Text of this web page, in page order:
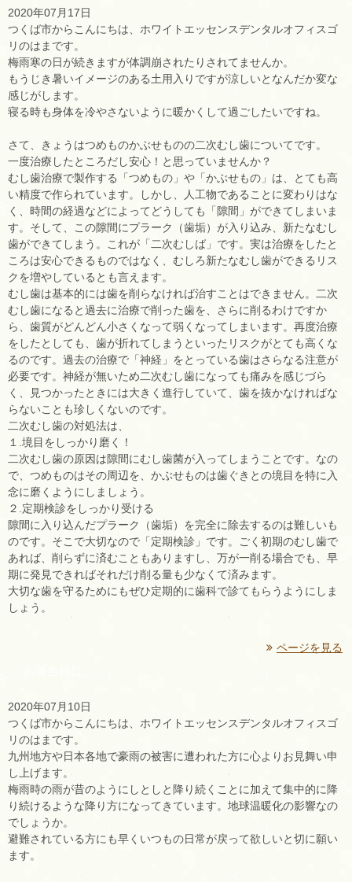
2020年07月17日
つくば市からこんにちは、ホワイトエッセンスデンタルオフィスゴ
リのはまです。
梅雨寒の日が続きますが体調崩されたりされてませんか。
もうじき暑いイメージのある土用入りですが涼しいとなんだか変な
感じがします。
寝る時も身体を冷やさないように暖かくして過ごしたいですね。
さて、きょうはつめものかぶせものの二次むし歯についてです。
一度治療したところだし安心！と思っていませんか？
むし歯治療で製作する「つめもの」や「かぶせもの」は、とても高
い精度で作られています。しかし、人工物であることに変わりはな
く、時間の経過などによってどうしても「隙間」ができてしまいま
す。そして、この隙間にプラーク（歯垢）が入り込み、新たなむし
歯ができてしまう。これが「二次むしば」です。実は治療をしたと
ころは安心できるものではなく、むしろ新たなむし歯ができるリス
クを増やしているとも言えます。
むし歯は基本的には歯を削らなければ治すことはできません。二次
むし歯になると過去に治療で削った歯を、さらに削るわけですか
ら、歯質がどんどん小さくなって弱くなってしまいます。再度治療
をしたとしても、歯が折れてしまうといったリスクがとても高くな
るのです。過去の治療で「神経」をとっている歯はさらなる注意が
必要です。神経が無いため二次むし歯になっても痛みを感じづら
く、見つかったときには大きく進行していて、歯を抜かなければな
らないことも珍しくないのです。
二次むし歯の対処法は、
１.境目をしっかり磨く！
二次むし歯の原因は隙間にむし歯菌が入ってしまうことです。なの
で、つめものはその周辺を、かぶせものは歯ぐきとの境目を特に入
念に磨くようにしましょう。
２.定期検診をしっかり受ける
隙間に入り込んだプラーク（歯垢）を完全に除去するのは難しいも
のです。そこで大切なので「定期検診」です。ごく初期のむし歯で
あれば、削らずに済むこともありますし、万が一削る場合でも、早
期に発見できればそれだけ削る量も少なくて済みます。
大切な歯を守るためにもぜひ定期的に歯科で診てもらうようにしま
しょう。
ページを見る
2020年07月10日
つくば市からこんにちは、ホワイトエッセンスデンタルオフィスゴ
リのはまです。
九州地方や日本各地で豪雨の被害に遭われた方に心よりお見舞い申
し上げます。
梅雨時の雨が昔のようにしとしと降り続くことに加えて集中的に降
り続けるような降り方になってきています。地球温暖化の影響なの
でしょうか。
避難されている方にも早くいつもの日常が戻って欲しいと切に願い
ます。